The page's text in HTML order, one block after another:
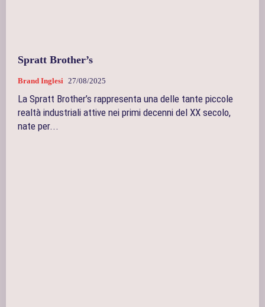
Spratt Brother’s
Brand Inglesi 27/08/2025
La Spratt Brother’s rappresenta una delle tante piccole
realtà industriali attive nei primi decenni del XX secolo,
nate per...